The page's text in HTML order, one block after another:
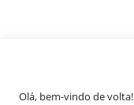
Olá, bem-vindo de volta!